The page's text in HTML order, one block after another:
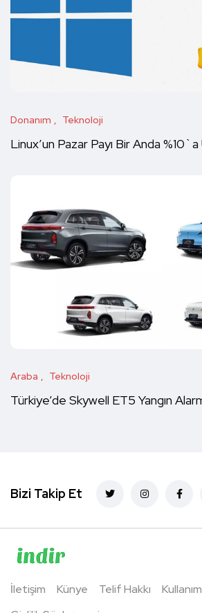
Donanım Teknoloji
Linux’un Pazar Payı Bir Anda %10`a
Araba Teknoloji
Türkiye’de Skywell ET5 Yangın
Bizi Takip Et
İletişim Künye Telif Hakkı